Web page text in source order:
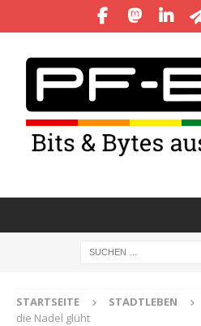
STARTSEITE STADTLEBEN
die Nadel glüht